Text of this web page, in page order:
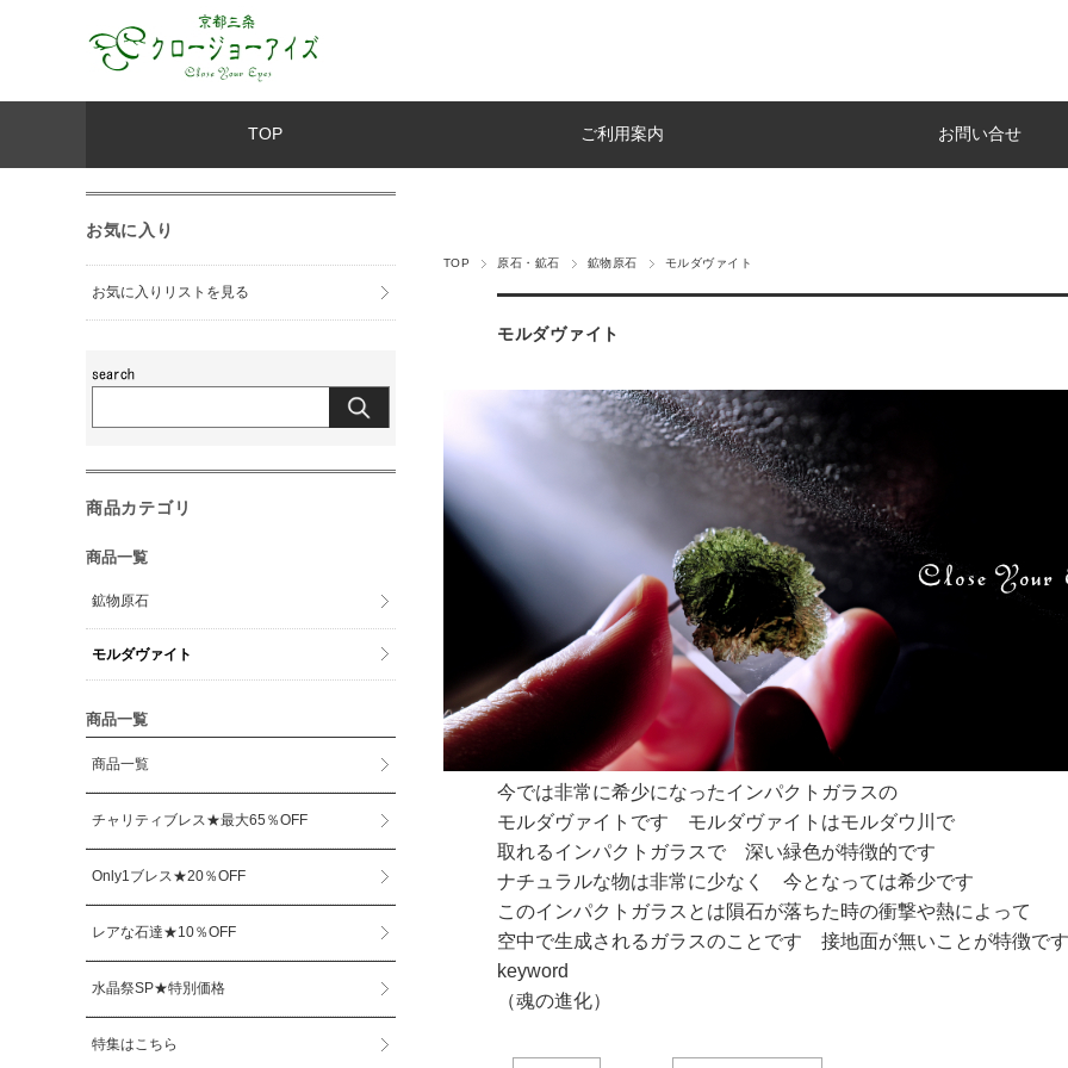
TOP ご利用案内 お問い合せ
TOP 原石・鉱石 鉱物原石 モルダヴァイト
モルダヴァイト
今では非常に希少になったインパクトガラスの
モルダヴァイトです モルダヴァイトはモルダウ川で
取れるインパクトガラスで 深い緑色が特徴的です
ナチュラルな物は非常に少なく 今となっては希少です
このインパクトガラスとは隕石が落ちた時の衝撃や熱によって
空中で生成されるガラスのことです 接地面が無いことが特徴
keyword
（魂の進化）
お気に入り
お気に入りリストを見る
商品カテゴリ
商品一覧
鉱物原石
モルダヴァイト
商品一覧
商品一覧
チャリティブレス★最大65％OFF
Only1ブレス★20％OFF
レアな石達★10％OFF
水晶祭SP★特別価格
特集はこちら